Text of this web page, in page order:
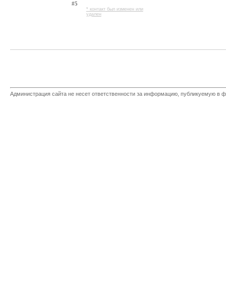
#5
* контакт был изменен или
удален
Администрация сайта не несет ответственности за информацию, публикуемую